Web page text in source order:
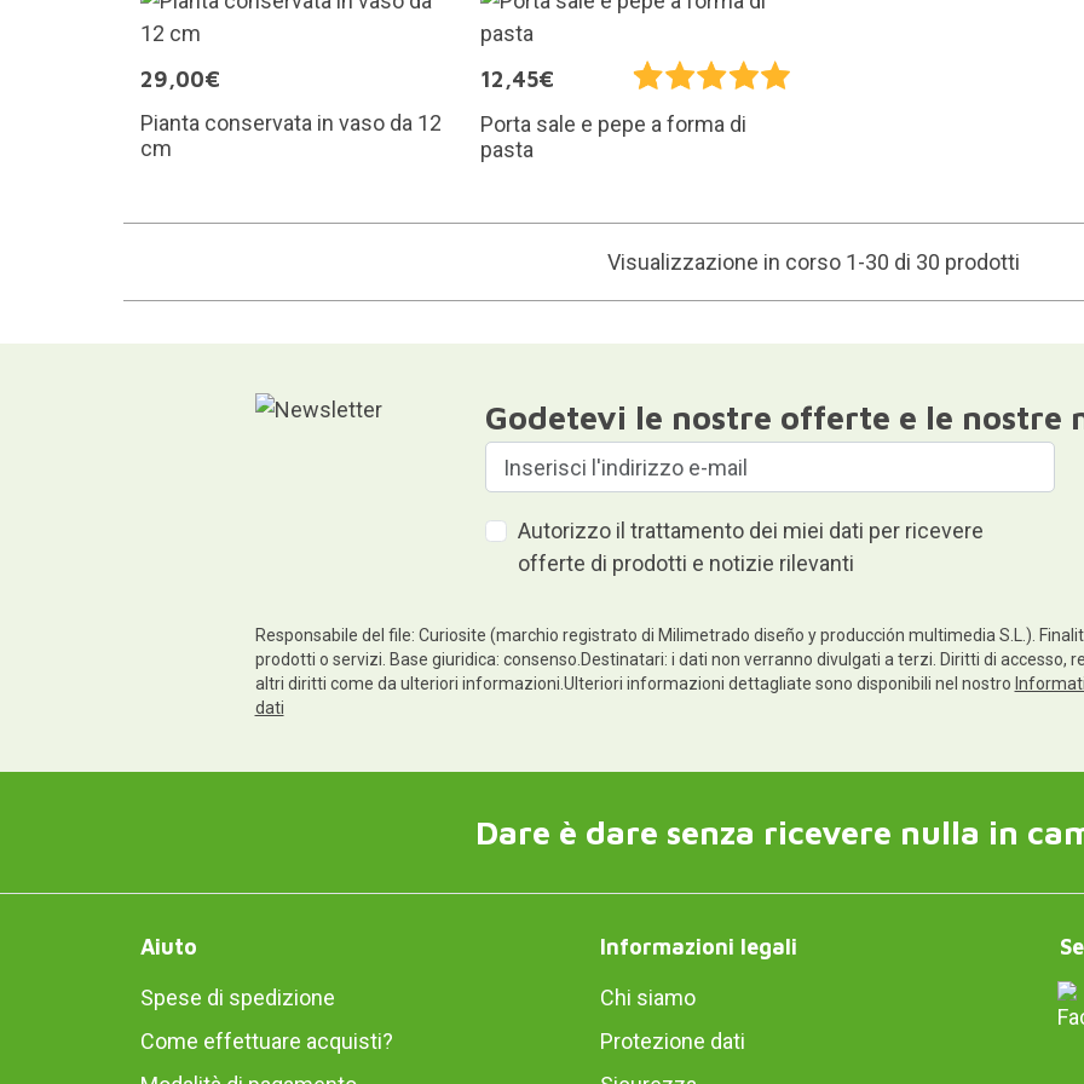
29,00€
Pianta conservata in vaso da 12
cm
12,45€
Porta sale e pepe a forma di
pasta
Visualizzazione in corso 1-30 di 30 prodotti
Godetevi le nostre offerte e le nostre
Autorizzo il trattamento dei miei dati per ricevere
offerte di prodotti e notizie rilevanti
Responsabile del file: Curiosite (marchio registrato di Milimetrado diseño y producción multimedia S.L.).
prodotti o servizi. Base giuridica: consenso.Destinatari: i dati non verranno divulgati a terzi. Diritti di accesso,
altri diritti come da ulteriori informazioni.Ulteriori informazioni dettagliate sono disponibili nel nostro
dati
Dare è dare senza ricevere nulla in
Aiuto
Spese di spedizione
Come effettuare acquisti?
Informazioni legali
Chi siamo
Protezione dati